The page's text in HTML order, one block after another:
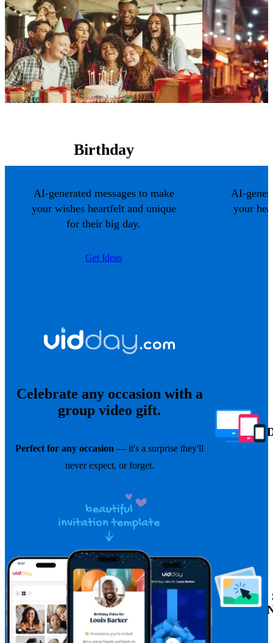
Birthday
AI-generated messages to make
your wishes heartfelt and unique
for their big day.
Get Ideas
AI-
your
Celebrate any occasion with a
group video gift.
Perfect for any occasion — it's a surprise they'll
never expect, or forget.